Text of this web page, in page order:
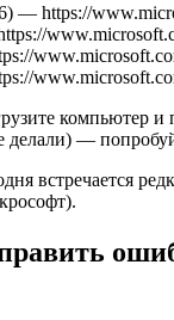
— https://
компьютер
делали) —
встречается